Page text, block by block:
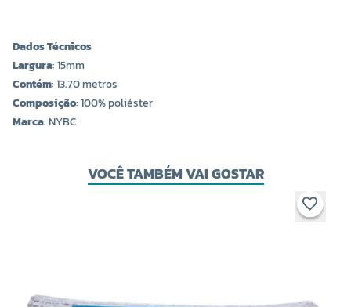
Dados Técnicos
Largura: 15mm
Contém: 13.70 metros
Composição: 100% poliéster
Marca: NYBC
VOCÊ TAMBÉM VAI GOSTAR